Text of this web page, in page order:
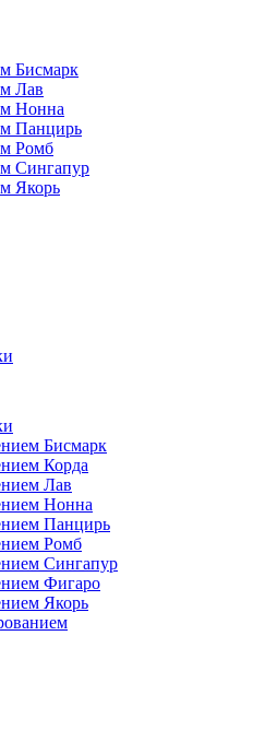
Бисмарк
Лав
Нонна
Панцирь
Ромб
Сингапур
Якорь
Бисмарк
Корда
Лав
Нонна
Панцирь
Ромб
Сингапур
Фигаро
Якорь